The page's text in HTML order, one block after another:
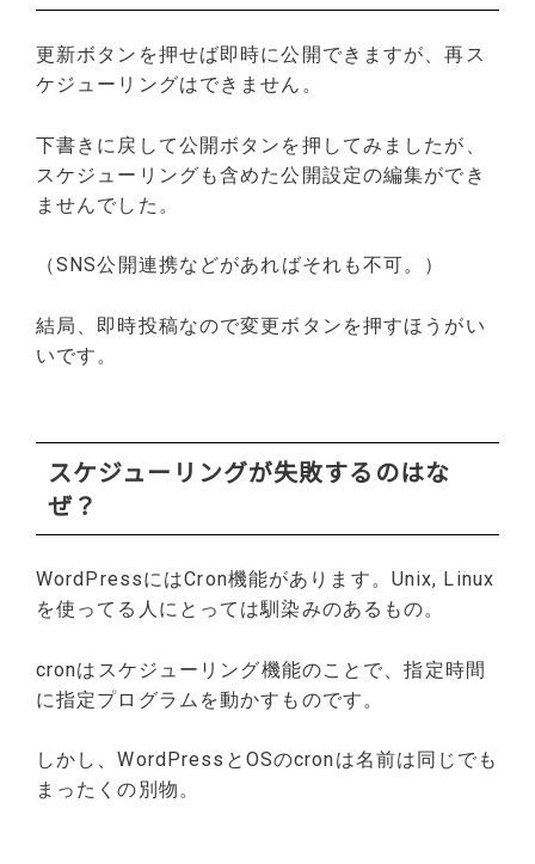
更新ボタンを押せば即時に公開できますが、再ス
ケジューリングはできません。
下書きに戻して公開ボタンを押してみましたが、
スケジューリングも含めた公開設定の編集ができ
ませんでした。
（SNS公開連携などがあればそれも不可。）
結局、即時投稿なので変更ボタンを押すほうがい
いです。
スケジューリングが失敗するのはな
ぜ？
WordPressにはCron機能があります。Unix, Linux
を使ってる人にとっては馴染みのあるもの。
cronはスケジューリング機能のことで、指定時間
に指定プログラムを動かすものです。
しかし、WordPressとOSのcronは名前は同じでも
まったくの別物。